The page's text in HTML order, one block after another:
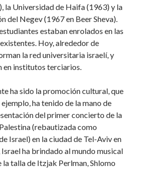
la Universidad de Haifa (1963) y la
del Negev (1967 en Beer Sheva).
estaban enrolados en las
Hoy, alrededor de
la red universitaria israelí, y
institutos terciarios.
ha sido la promoción cultural, que
ha tenido de la mano de
del primer concierto de la
(rebautizada como
Israel) en la ciudad de Tel-Aviv en
ha brindado al mundo musical
talla de Itzjak Perlman, Shlomo